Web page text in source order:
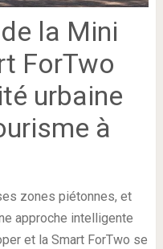
la Mini
ForTwo
urbaine
à
zones piétonnes, et
approche intelligente
et la Smart ForTwo se